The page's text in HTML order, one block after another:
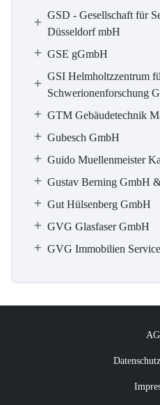
GSD - Gesellschaft für
Düsseldorf mbH
GSE gGmbH
GSI Helmholtzzentrum
Schwerionenforschung
GTM Gebäudetechnik
Gubesch GmbH
Guido Muellenmeister
Gustav Berning GmbH
Gut Hülsenberg GmbH
GVG Glasfaser GmbH
GVG Immobilien